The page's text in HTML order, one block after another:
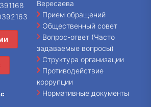
Вересаева
Прием обращений
Общественный совет
Вопрос-ответ (Часто
задаваемые вопросы)
Структура организации
Противодействие
коррупции
Нормативные документы